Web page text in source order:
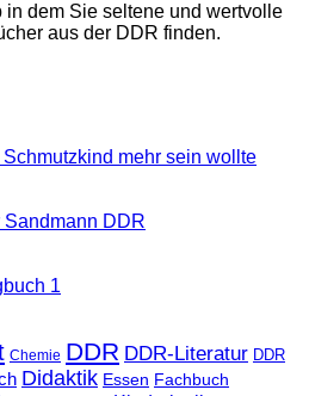
dem Sie seltene und wertvolle
aus der DDR finden.
mehr sein wollte
DDR
1
Chemie DDR DDR-Literatur DDR
Didaktik Essen Fachbuch